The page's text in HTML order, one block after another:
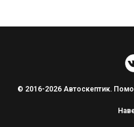
© 2016-2026 Автоскептик.